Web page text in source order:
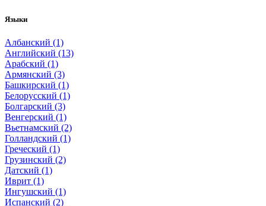
Языки
Албанский (1)
Английский (13)
Арабский (1)
Армянский (3)
Башкирский (1)
Белорусский (1)
Болгарский (3)
Венгерский (1)
Вьетнамский (2)
Голландский (1)
Греческий (1)
Грузинский (2)
Датский (1)
Иврит (1)
Ингушский (1)
Испанский (2)